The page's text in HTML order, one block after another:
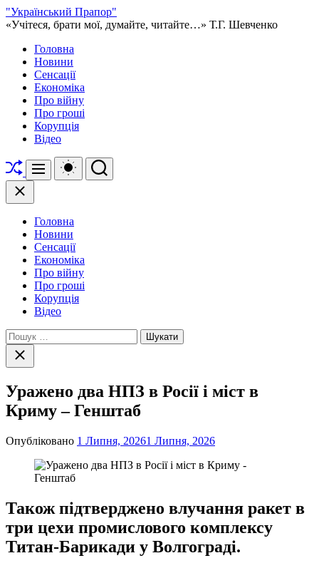
Перейти
до
"Український Прапор"
«Учітеся, брати мої, думайте, читайте…» Т.Г. Шевченко
Головна
Новини
Сенсації
Економіка
Про війну
Про гроші
Корупція
Відео
Перетасувати
Меню
Перемикач
кольорового
Пошук
Закрити
Головна
Новини
Сенсації
Економіка
Про війну
Про гроші
Корупція
Відео
Пошук:
Закрити
пошук
Уражено два НПЗ в Росії і міст в
Криму – Генштаб
Опубліковано 1 Липня, 20261 Липня, 2026
Також підтверджено влучання ракет в
три цехи промислового комплексу
Титан-Барикади у Волгограді.